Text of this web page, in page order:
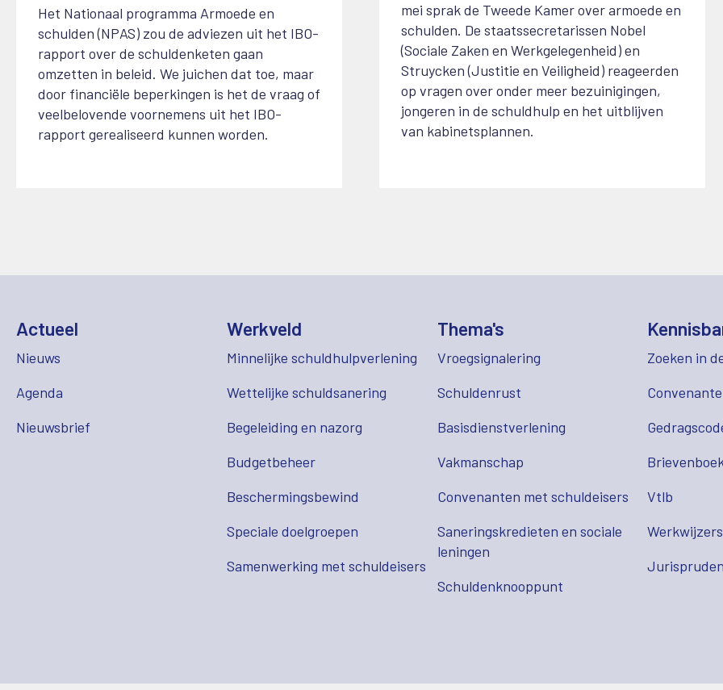
Het Nationaal programma Armoede en
schulden (NPAS) zou de adviezen uit het IBO-
rapport over de schuldenketen gaan
omzetten in beleid. We juichen dat toe, maar
door financiële beperkingen is het de vraag of
veelbelovende voornemens uit het IBO-
rapport gerealiseerd kunnen worden.
mei sprak de Tweede Kamer over armoede en
schulden. De staatssecretarissen Nobel
(Sociale Zaken en Werkgelegenheid) en
Struycken (Justitie en Veiligheid) reageerden
op vragen over onder meer bezuinigingen,
jongeren in de schuldhulp en het uitblijven
van kabinetsplannen.
Actueel
Nieuws
Agenda
Nieuwsbrief
Werkveld
Minnelijke schuldhulpverlening
Wettelijke schuldsanering
Begeleiding en nazorg
Budgetbeheer
Beschermingsbewind
Speciale doelgroepen
Samenwerking met schuldeisers
Thema's
Vroegsignalering
Schuldenrust
Basisdienstverlening
Vakmanschap
Convenanten met schuldeisers
Saneringskredieten en sociale
leningen
Schuldenknooppunt
Zoeken in
Vtlb
Werkwijzers